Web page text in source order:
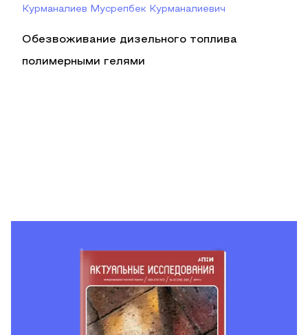
Курманалиев Мусрепбек Курманалиевич
Обезвоживание дизельного топлива
полимерными гелями